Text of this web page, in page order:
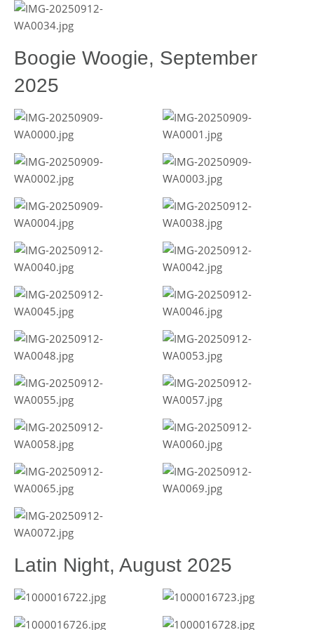
Boogie Woogie, September
2025
Latin Night, August 2025